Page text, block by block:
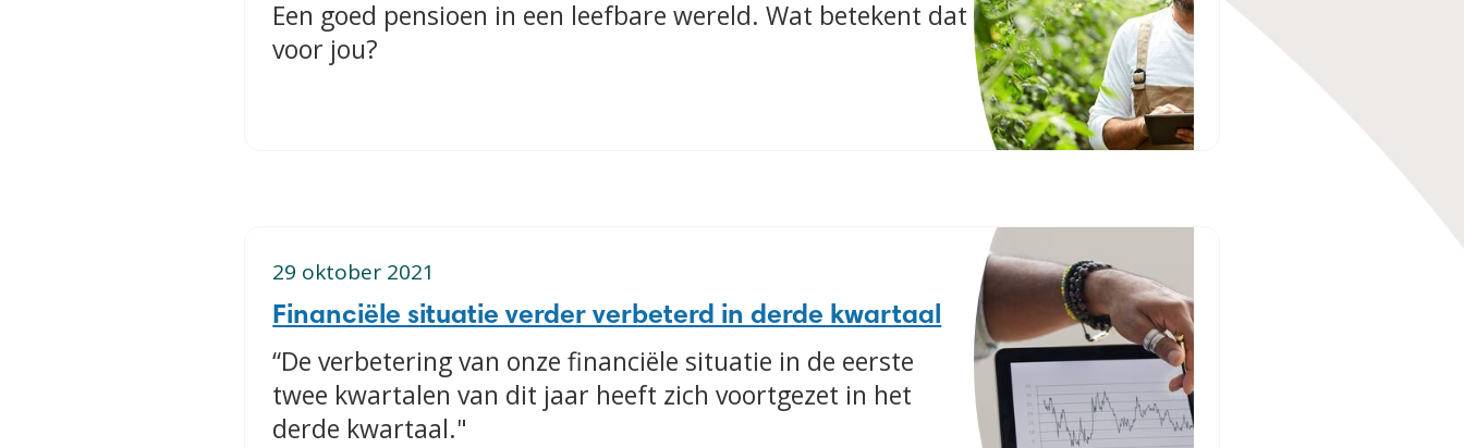
Een goed pensioen in een leefbare wereld. Wat betekent dat
voor jou?
29 oktober 2021
Financiële situatie verder verbeterd in derde kwartaal
“De verbetering van onze financiële situatie in de eerste
twee kwartalen van dit jaar heeft zich voortgezet in het
derde kwartaal."